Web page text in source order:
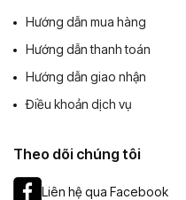
Hướng dẫn mua hàng
Hướng dẫn thanh toán
Hướng dẫn giao nhận
Điều khoản dịch vụ
Theo dõi chúng tôi
Liên hệ qua Facebook